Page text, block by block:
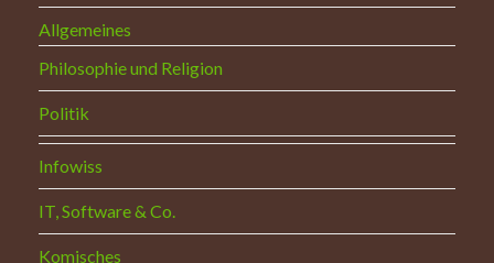
Allgemeines
Philosophie und Religion
Politik
Infowiss
IT, Software & Co.
Komisches